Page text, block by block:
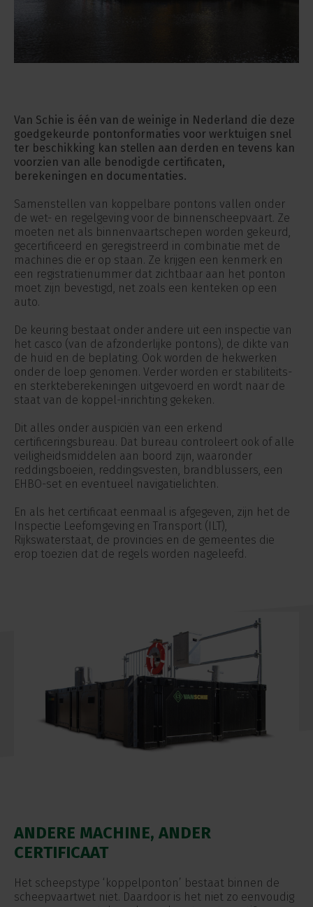
Van Schie is één van de weinige in Nederland die deze
goedgekeurde pontonformaties voor werktuigen snel
ter beschikking kan stellen aan derden en tevens kan
voorzien van alle benodigde certificaten,
berekeningen en documentaties.
Samenstellen van koppelbare pontons vallen onder
de wet- en regelgeving voor de binnenscheepvaart. Ze
moeten net als binnenvaartschepen worden gekeurd,
gecertificeerd en geregistreerd in combinatie met de
machines die er op staan. Ze krijgen een kenmerk en
een registratienummer dat zichtbaar aan het ponton
moet zijn bevestigd, net zoals een kenteken op een
auto.
De keuring bestaat onder andere uit een inspectie van
het casco (van de afzonderlijke pontons), de dikte van
de huid en de beplating. Ook worden de hekwerken
onder de loep genomen. Verder worden er stabiliteits-
en sterkteberekeningen uitgevoerd en wordt naar de
staat van de koppel-inrichting gekeken.
Dit alles onder auspiciën van een erkend
certificeringsbureau. Dat bureau controleert ook of alle
veiligheidsmiddelen aan boord zijn, waaronder
reddingsboeien, reddingsvesten, brandblussers, een
EHBO-set en eventueel navigatielichten.
En als het certificaat eenmaal is afgegeven, zijn het de
Inspectie Leefomgeving en Transport (ILT),
Rijkswaterstaat, de provincies en de gemeentes die
erop toezien dat de regels worden nageleefd.
ANDERE MACHINE, ANDER
CERTIFICAAT
Het scheepstype ‘koppelponton’ bestaat binnen de
scheepvaartwet niet. Daardoor is het niet zo eenvoudig